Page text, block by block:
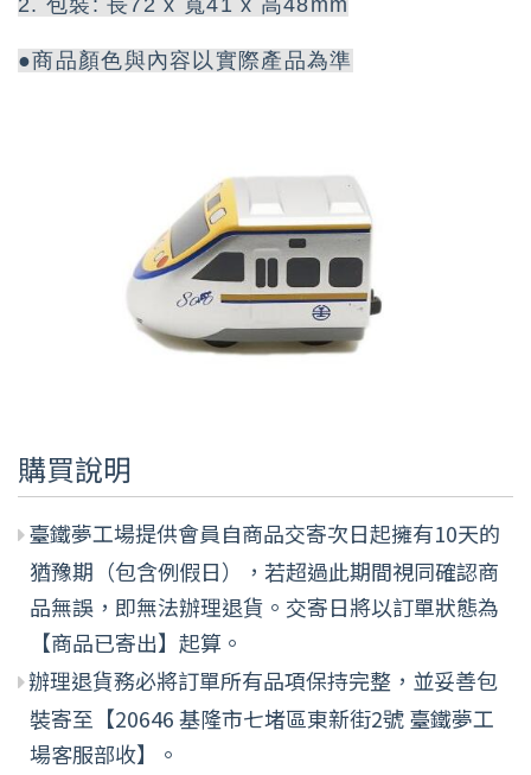
2. 包裝: 長72 x 寬41 x 高48mm
●商品顏色與內容以實際產品為準
購買說明
臺鐵夢工場提供會員自商品交寄次日起擁有10天的
猶豫期（包含例假日），若超過此期間視同確認商
品無誤，即無法辦理退貨。交寄日將以訂單狀態為
【商品已寄出】起算。
辦理退貨務必將訂單所有品項保持完整，並妥善包
裝寄至【20646 基隆市七堵區東新街2號 臺鐵夢工
場客服部收】。